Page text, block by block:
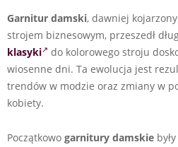
Garnitur damski, dawniej
strojem biznesowym, przeszedł
klasyki
do kolorowego stroju
wiosenne dni. Ta ewolucja jest
trendów w modzie oraz zmiany w
kobiety.
Początkowo garnitury damskie